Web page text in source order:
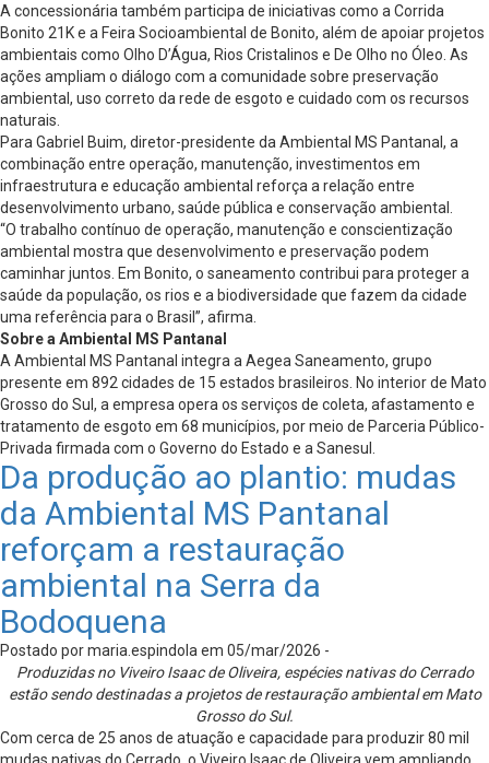
A concessionária também participa de iniciativas como a Corrida
Bonito 21K e a Feira Socioambiental de Bonito, além de apoiar projetos
ambientais como Olho D’Água, Rios Cristalinos e De Olho no Óleo. As
ações ampliam o diálogo com a comunidade sobre preservação
ambiental, uso correto da rede de esgoto e cuidado com os recursos
naturais.
Para Gabriel Buim, diretor-presidente da Ambiental MS Pantanal, a
combinação entre operação, manutenção, investimentos em
infraestrutura e educação ambiental reforça a relação entre
desenvolvimento urbano, saúde pública e conservação ambiental.
“O trabalho contínuo de operação, manutenção e conscientização
ambiental mostra que desenvolvimento e preservação podem
caminhar juntos. Em Bonito, o saneamento contribui para proteger a
saúde da população, os rios e a biodiversidade que fazem da cidade
uma referência para o Brasil”, afirma.
Sobre a Ambiental MS Pantanal
A Ambiental MS Pantanal integra a Aegea Saneamento, grupo
presente em 892 cidades de 15 estados brasileiros. No interior de Mato
Grosso do Sul, a empresa opera os serviços de coleta, afastamento e
tratamento de esgoto em 68 municípios, por meio de Parceria Público-
Privada firmada com o Governo do Estado e a Sanesul.
Da produção ao plantio: mudas
da Ambiental MS Pantanal
reforçam a restauração
ambiental na Serra da
Bodoquena
Postado por maria.espindola em 05/mar/2026 -
Produzidas no Viveiro Isaac de Oliveira, espécies nativas do Cerrado
estão sendo destinadas a projetos de restauração ambiental em Mato
Grosso do Sul.
Com cerca de 25 anos de atuação e capacidade para produzir 80 mil